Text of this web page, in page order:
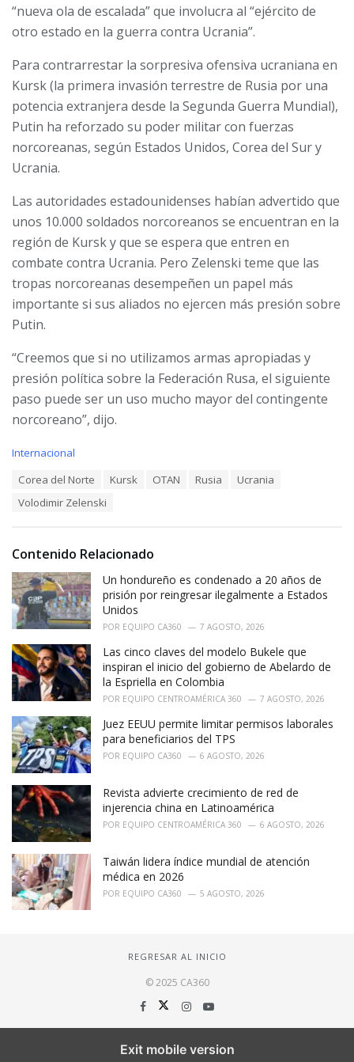
“nueva ola de escalada” que involucra al “ejército de
otro estado en la guerra contra Ucrania”.
Para contrarrestar la sorpresiva ofensiva ucraniana en
Kursk (la primera invasión terrestre de Rusia por una
potencia extranjera desde la Segunda Guerra Mundial),
Putin ha reforzado su poder militar con fuerzas
norcoreanas, según Estados Unidos, Corea del Sur y
Ucrania.
Las autoridades estadounidenses habían advertido que
unos 10.000 soldados norcoreanos se encuentran en la
región de Kursk y que se espera que entren en
combate contra Ucrania. Pero Zelenski teme que las
tropas norcoreanas desempeñen un papel más
importante si sus aliados no ejercen más presión sobre
Putin.
“Creemos que si no utilizamos armas apropiadas y
presión política sobre la Federación Rusa, el siguiente
paso puede ser un uso mucho mayor del contingente
norcoreano”, dijo.
C
i
s
:
Internacional
Corea del Norte Kursk OTAN Rusia
Ucrania
Volodimir Zelenski
Contenido Relacionado
Un hondureño es condenado a 20 años de
prisión por reingresar ilegalmente a Estados
Unidos
POR EQUIPO CA360 7 AGOSTO, 2026
Las cinco claves del modelo Bukele que
inspiran el inicio del gobierno de Abelardo de
la Espriella en Colombia
POR EQUIPO CENTROAMÉRICA 360 7 AGOSTO, 2026
Juez EEUU permite limitar permisos laborales
para beneficiarios del TPS
POR EQUIPO CA360 6 AGOSTO, 2026
Revista advierte crecimiento de red de
injerencia china en Latinoamérica
POR EQUIPO CENTROAMÉRICA 360 6 AGOSTO, 2026
Taiwán lidera índice mundial de atención
médica en 2026
POR EQUIPO CA360 5 AGOSTO, 2026
REGRESAR AL INICIO
© 2025 CA360
Exit mobile version